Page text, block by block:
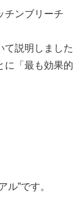
チンブリーチ
て説明しました
に「最も効果的
”です。